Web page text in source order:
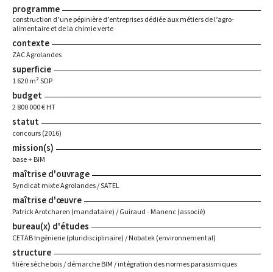
programme
construction d’une pépinière d’entreprises dédiée aux métiers de l’agro-
alimentaire et de la chimie verte
contexte
ZAC Agrolandes
superficie
1 620 m² SDP
budget
2 800 000 € HT
statut
concours (2016)
mission(s)
base + BIM
maîtrise d'ouvrage
Syndicat mixte Agrolandes / SATEL
maîtrise d'œuvre
Patrick Arotcharen (mandataire) / Guiraud - Manenc (associé)
bureau(x) d'études
CETAB Ingénierie (pluridisciplinaire) / Nobatek (environnemental)
structure
filière sèche bois / démarche BIM / intégration des normes parasismiques